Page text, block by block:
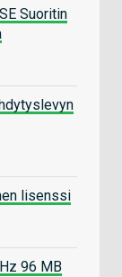
Suoritin
lisenssi
96 MB